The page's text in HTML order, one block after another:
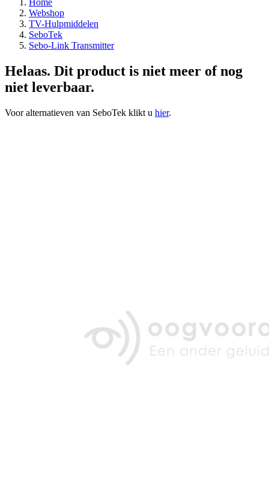
Home
Webshop
TV-Hulpmiddelen
SeboTek
Sebo-Link Transmitter
Helaas. Dit product is niet meer of nog
niet leverbaar.
Voor alternatieven van SeboTek klikt u hier.